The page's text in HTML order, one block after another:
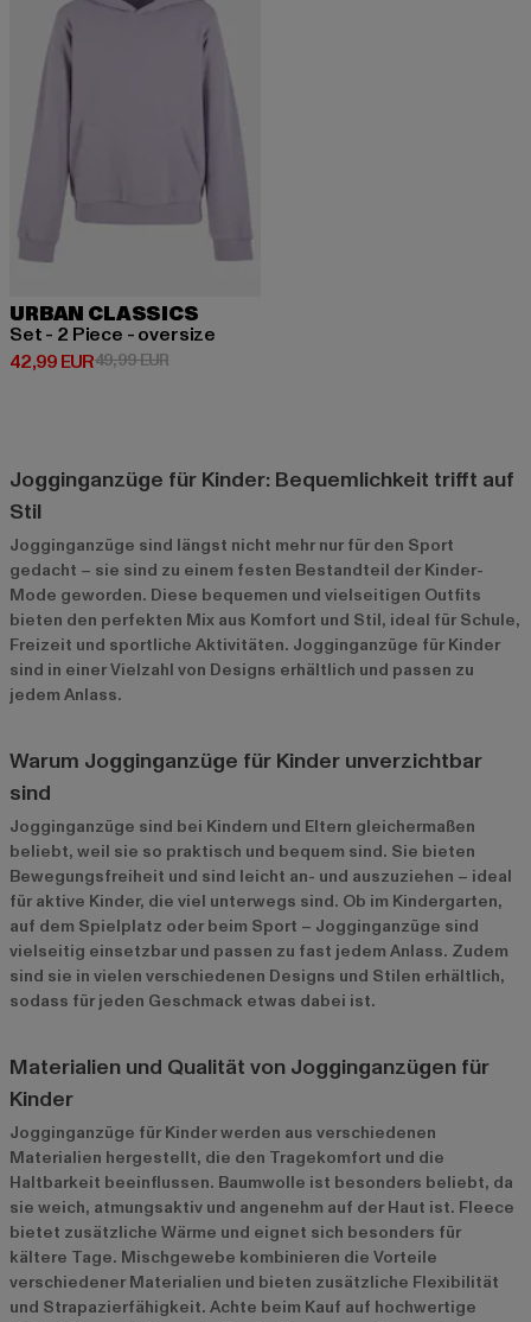
URBAN CLASSICS
Set - 2 Piece - oversize
42,99 EUR
Derzeitiger Preis: 42,99 EUR
49,99 EURAktionspreis: 49,99 EUR
Jogginganzüge für Kinder: Bequemlichkeit trifft auf
Stil
Jogginganzüge sind längst nicht mehr nur für den Sport
gedacht – sie sind zu einem festen Bestandteil der Kinder-
Mode geworden. Diese bequemen und vielseitigen Outfits
bieten den perfekten Mix aus Komfort und Stil, ideal für Schule,
Freizeit und sportliche Aktivitäten. Jogginganzüge für Kinder
sind in einer Vielzahl von Designs erhältlich und passen zu
jedem Anlass.
Warum Jogginganzüge für Kinder unverzichtbar
sind
Jogginganzüge sind bei Kindern und Eltern gleichermaßen
beliebt, weil sie so praktisch und bequem sind. Sie bieten
Bewegungsfreiheit und sind leicht an- und auszuziehen – ideal
für aktive Kinder, die viel unterwegs sind. Ob im Kindergarten,
auf dem Spielplatz oder beim Sport – Jogginganzüge sind
vielseitig einsetzbar und passen zu fast jedem Anlass. Zudem
sind sie in vielen verschiedenen Designs und Stilen erhältlich,
sodass für jeden Geschmack etwas dabei ist.
Materialien und Qualität von Jogginganzügen für
Kinder
Jogginganzüge für Kinder werden aus verschiedenen
Materialien hergestellt, die den Tragekomfort und die
Haltbarkeit beeinflussen. Baumwolle ist besonders beliebt, da
sie weich, atmungsaktiv und angenehm auf der Haut ist. Fleece
bietet zusätzliche Wärme und eignet sich besonders für
kältere Tage. Mischgewebe kombinieren die Vorteile
verschiedener Materialien und bieten zusätzliche Flexibilität
und Strapazierfähigkeit. Achte beim Kauf auf hochwertige